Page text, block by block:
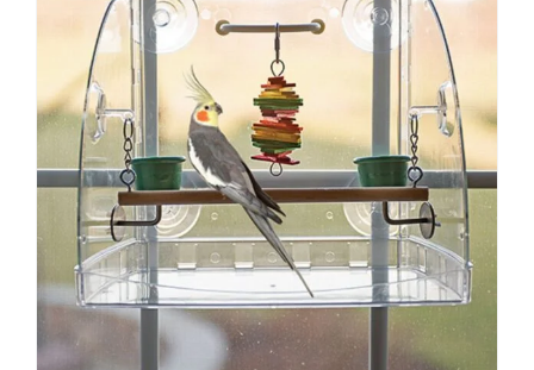
Pakkumised
Blogi
Ettevõttest
Kontakt